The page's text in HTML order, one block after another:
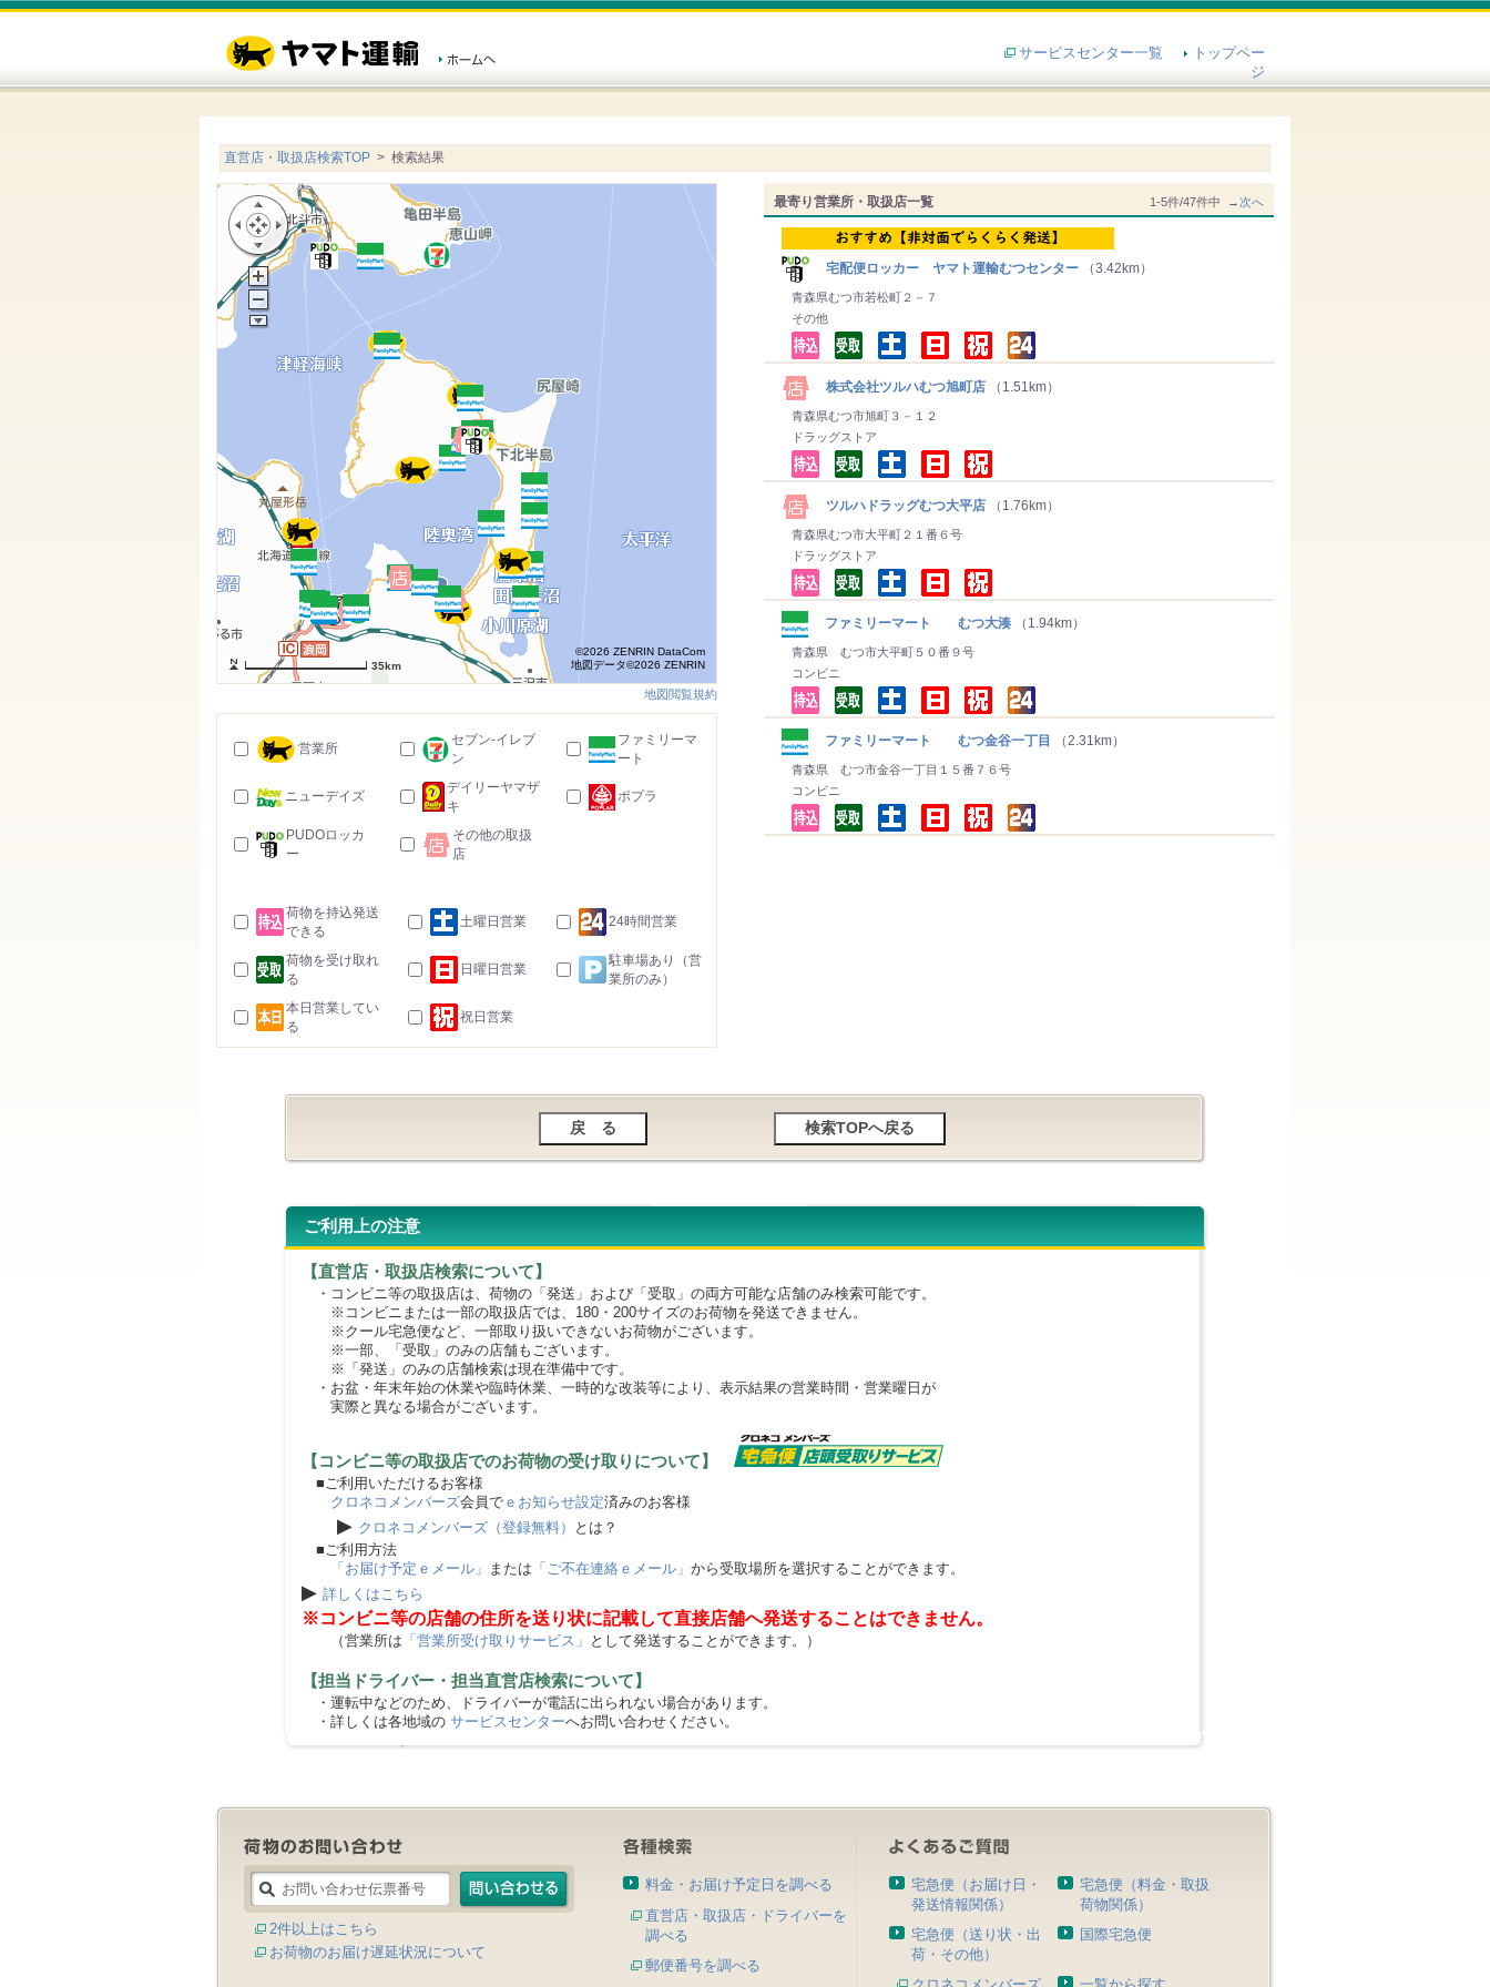
サービスセンター一覧
トップペー
ジ
直営店・取扱店検索TOP > 検索結果
最寄り営業所・取扱店一覧 1-5件/47件中 →次へ
宅配便ロッカー ヤマト運輸むつセンター （3.42km）
青森県むつ市若松町２－７
その他
株式会社ツルハむつ旭町店 （1.51km）
青森県むつ市旭町３－１２
ドラッグストア
ツルハドラッグむつ大平店 （1.76km）
青森県むつ市大平町２１番６号
ドラッグストア
ファミリーマート むつ大湊 （1.94km）
青森県 むつ市大平町５０番９号
コンビニ
ファミリーマート むつ金谷一丁目 （2.31km）
青森県 むつ市金谷一丁目１５番７６号
コンビニ
35km
©2026 ZENRIN DataCom
地図データ©2026 ZENRIN
地図閲覧規約
営業所
セブン-イレブ
ン
ファミリーマ
ート
ニューデイズ
デイリーヤマザ
キ
ポプラ
PUDOロッカ
ー
その他の取扱
店
荷物を持込発送
できる
土曜日営業 24時間営業
荷物を受け取れ
る
日曜日営業
駐車場あり（営
業所のみ）
本日営業してい
る
祝日営業
ご利用上の注意
【直営店・取扱店検索について】
・コンビニ等の取扱店は、荷物の「発送」および「受取」の両方可能な店舗のみ検索可能です。
※コンビニまたは一部の取扱店では、180・200サイズのお荷物を発送できません。
※クール宅急便など、一部取り扱いできないお荷物がございます。
※一部、「受取」のみの店舗もございます。
※「発送」のみの店舗検索は現在準備中です。
・お盆・年末年始の休業や臨時休業、一時的な改装等により、表示結果の営業時間・営業曜日が
実際と異なる場合がございます。
【コンビニ等の取扱店でのお荷物の受け取りについて】
■ご利用いただけるお客様
クロネコメンバーズ会員で ｅお知らせ設定済みのお客様
▶ クロネコメンバーズ（登録無料）
とは？
■ご利用方法
「お届け予定ｅメール」 または 「ご不在連絡ｅメール」 から受取場所を選択することができます。
▶ 詳しくはこちら
※コンビニ等の店舗の住所を送り状に記載して直接店舗へ発送することはできません。
（営業所は 「営業所受け取りサービス」 として発送することができます。）
【担当ドライバー・担当直営店検索について】
・運転中などのため、ドライバーが電話に出られない場合があります。
・詳しくは各地域の サービスセンターへお問い合わせください。
2件以上はこちら
お荷物のお届け遅延状況について
料金・お届け予定日を調べる
直営店・取扱店・ドライバーを
調べる
郵便番号を調べる
宅急便（お届け日・
発送情報関係）
宅急便（料金・取扱
荷物関係）
宅急便（送り状・出
荷・その他）
国際宅急便